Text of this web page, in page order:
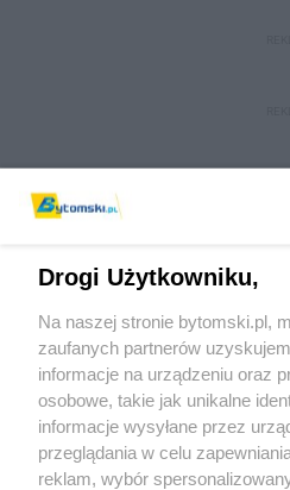
Wydawca mediów lokalnych
Drogi Użytkowniku,
Na naszej stronie bytomski.pl,
zaufanych partnerów
informacje na urządzeniu oraz
osobowe, takie jak unikalne
informacje wysyłane przez
przeglądania w celu
reklam, wybór